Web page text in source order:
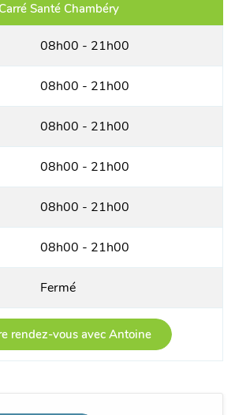
Carré Santé Chambéry
08h00 - 21h00
08h00 - 21h00
08h00 - 21h00
08h00 - 21h00
08h00 - 21h00
08h00 - 21h00
Fermé
rendez-vous avec Antoine